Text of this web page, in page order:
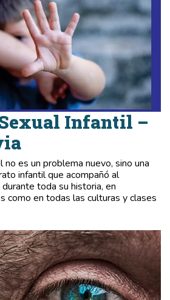
Infantil –
no es un problema nuevo, sino una
infantil que acompañó al
toda su historia, en
como en todas las culturas y clases